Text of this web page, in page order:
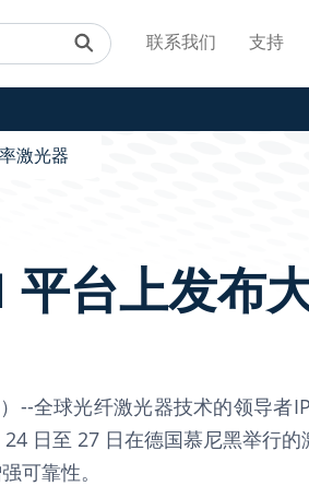
联系我们 支持
激光器
台上发布
--全球光纤激光器技术的领导
日至 27 日在德国慕尼黑举行
可靠性。